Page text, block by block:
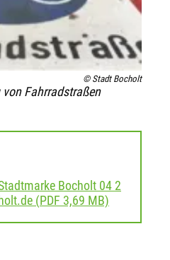
© Stadt Bocholt
Fahrradstraßen
Bocholt 04 2
(PDF 3,69 MB)